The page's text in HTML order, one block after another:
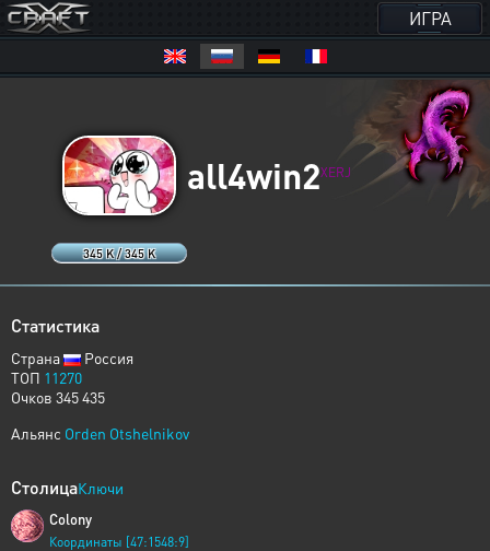
ИГРА
345 K / 345 K
all4win2XERJ
Статистика
Страна
Россия
ТОП 11270
Очков 345 435
Альянс Orden Otshelnikov
СтолицаКлючи
Colony
Координаты [47:1548:9]